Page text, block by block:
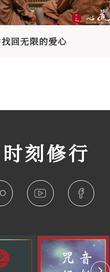
回无限的爱心
刻修行